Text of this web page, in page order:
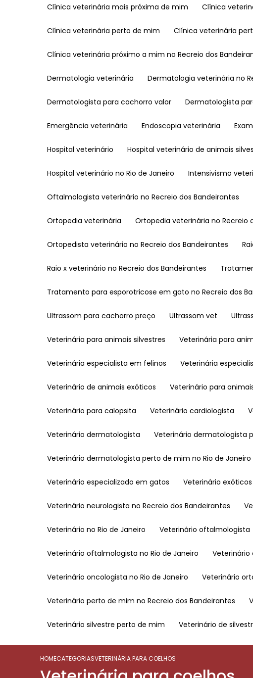
Clínica veterinária mais próxima de mim Clínica
Clínica veterinária perto de mim Clínica veterinária
Clínica veterinária próximo a mim no Recreio dos
Dermatologia veterinária Dermatologia veterinária no
Dermatologista para cachorro valor Dermatologista
Emergência veterinária Endoscopia veterinária
Hospital veterinário Hospital veterinário de animais
Hospital veterinário no Rio de Janeiro Intensivismo
Oftalmologista veterinário no Recreio dos Bandeirantes
Ortopedia veterinária Ortopedia veterinária no Recreio
Ortopedista veterinário no Recreio dos Bandeirantes
Raio x veterinário no Recreio dos Bandeirantes
Tratamento para esporotricose em gato no Recreio dos
Ultrassom para cachorro preço Ultrassom vet
Veterinária para animais silvestres Veterinária para
Veterinária especialista em felinos Veterinária
Veterinário de animais exóticos Veterinário para
Veterinário para calopsita Veterinário cardiologista
Veterinário dermatologista Veterinário dermatologista
Veterinário dermatologista perto de mim no Rio de Janeiro
Veterinário especializado em gatos Veterinário exóticos
Veterinário neurologista no Recreio dos Bandeirantes
Veterinário no Rio de Janeiro Veterinário oftalmologista
Veterinário oftalmologista no Rio de Janeiro
Veterinário oncologista no Rio de Janeiro Veterinário
Veterinário perto de mim no Recreio dos Bandeirantes
Veterinário silvestre perto de mim Veterinário de
HOMECATEGORIASVETERINÁRIA PARA COELHOS